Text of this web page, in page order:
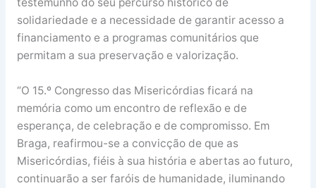
solidariedade e a necessidade de garantir acesso a
financiamento e a programas comunitários que
permitam a sua preservação e valorização.
“O 15.º Congresso das Misericórdias ficará na
memória como um encontro de reflexão e de
esperança, de celebração e de compromisso. Em
Braga, reafirmou-se a convicção de que as
Misericórdias, fiéis à sua história e abertas ao futuro,
continuarão a ser faróis de humanidade, iluminando